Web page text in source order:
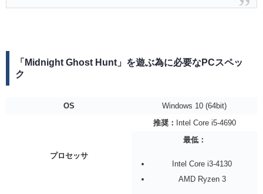
「Midnight Ghost Hunt」を遊ぶ為に必要なPCスペッ
ク
OS Windows 10 (64bit)
プロセッサ
推奨： Intel Core i5-4690
最低：
Intel Core i3-4130
AMD Ryzen 3